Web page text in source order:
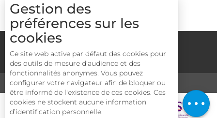
Ouvertures
Groupes
Mentions légales CGV Plan du site
MÉDIATHÈQUE TOURISME & HANDICAP
Gestion des
préférences sur les
cookies
Ce site web active par défaut des cookies pour
des outils de mesure d'audience et des
fonctionnalités anonymes. Vous pouvez
configurer votre navigateur afin de bloquer ou
être informé de l'existence de ces cookies. Ces
cookies ne stockent aucune information
d’identification personnelle.